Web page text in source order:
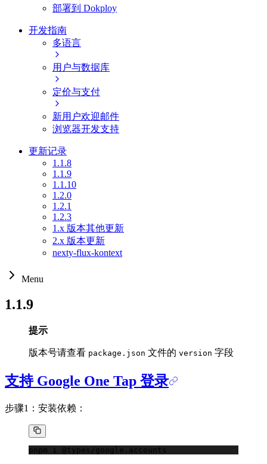
部署到 Dokploy
开发指南
多语言
用户与数据库
定价与支付
新用户欢迎邮件
浏览器开发支持
更新记录
1.1.8
1.1.9
1.1.10
1.2.0
1.2.1
1.2.3
1.x 版本其他更新
2.x 版本更新
nexty-flux-kontext
Menu
1.1.9
提示
版本号请查看 package.json 文件的 version 字段
支持 Google One Tap 登录
步骤1：安装依赖：
pnpm i @types/google.accounts